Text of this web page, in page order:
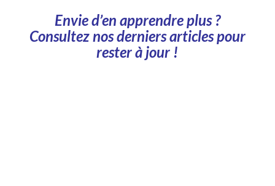
Envie d’en apprendre plus ?
Consultez nos derniers articles pour
rester à jour !